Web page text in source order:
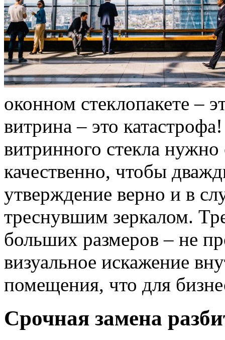
оконном стеклопакете –
витрина – это
витринного стекла
качественно, чтобы
утверждение верно и в
треснувшим зеркалом.
больших размеров – не
визуальное искажение
помещения, что для
Срочная замена